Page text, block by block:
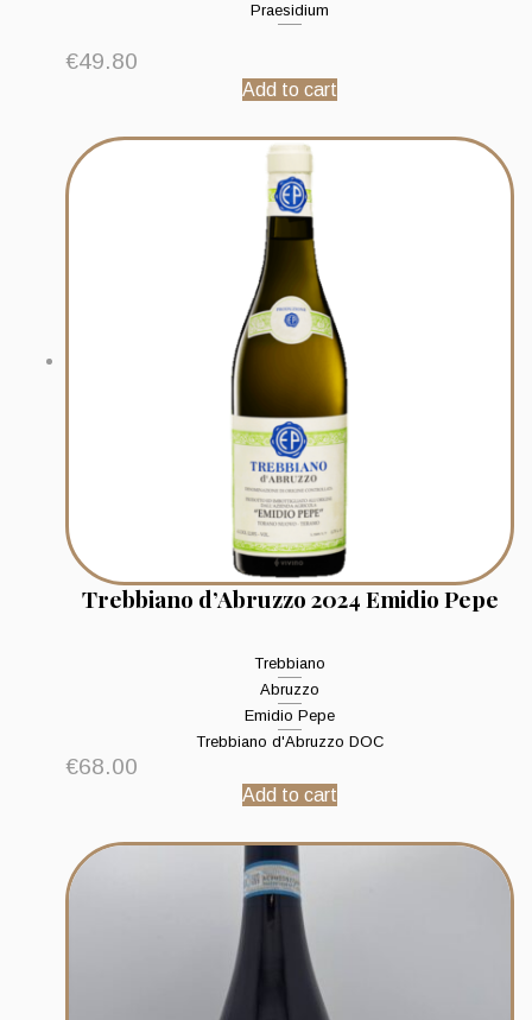
Praesidium
€49.80
Add to cart
Trebbiano d’Abruzzo 2024 Emidio Pepe
Trebbiano
Abruzzo
Emidio Pepe
Trebbiano d'Abruzzo DOC
€68.00
Add to cart